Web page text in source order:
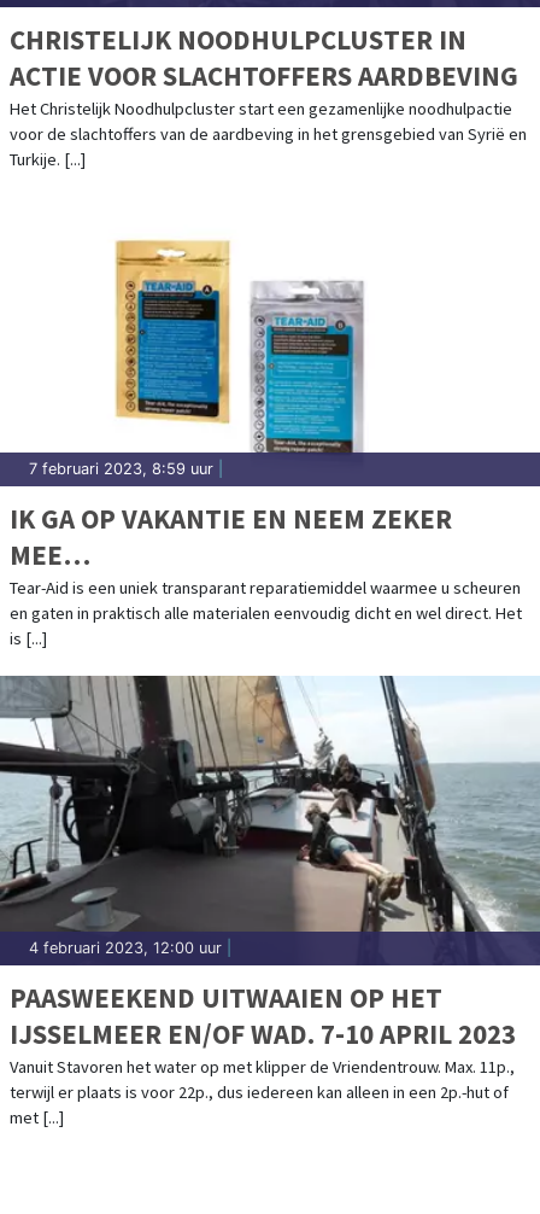
CHRISTELIJK NOODHULPCLUSTER IN
ACTIE VOOR SLACHTOFFERS AARDBEVING
Het Christelijk Noodhulpcluster start een gezamenlijke noodhulpactie
voor de slachtoffers van de aardbeving in het grensgebied van Syrië en
Turkije. [...]
7 februari 2023, 8:59 uur
IK GA OP VAKANTIE EN NEEM ZEKER
MEE…
Tear-Aid is een uniek transparant reparatiemiddel waarmee u scheuren
en gaten in praktisch alle materialen eenvoudig dicht en wel direct. Het
is [...]
4 februari 2023, 12:00 uur
PAASWEEKEND UITWAAIEN OP HET
IJSSELMEER EN/OF WAD. 7-10 APRIL 2023
Vanuit Stavoren het water op met klipper de Vriendentrouw. Max. 11p.,
terwijl er plaats is voor 22p., dus iedereen kan alleen in een 2p.-hut of
met [...]